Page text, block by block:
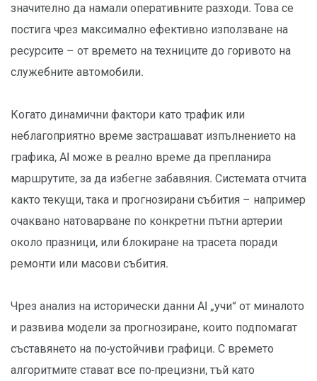
значително да намали оперативните разходи. Това се
постига чрез максимално ефективно използване на
ресурсите – от времето на техниците до горивото на
служебните автомобили.
Когато динамични фактори като трафик или
неблагоприятно време застрашават изпълнението на
графика, AI може в реално време да препланира
маршрутите, за да избегне забавяния. Системата отчита
както текущи, така и прогнозирани събития – например
очаквано натоварване по конкретни пътни артерии
около празници, или блокиране на трасета поради
ремонти или масови събития.
Чрез анализ на исторически данни AI „учи“ от миналото
и развива модели за прогнозиране, които подпомагат
съставянето на по-устойчиви графици. С времето
алгоритмите стават все по-прецизни, тъй като